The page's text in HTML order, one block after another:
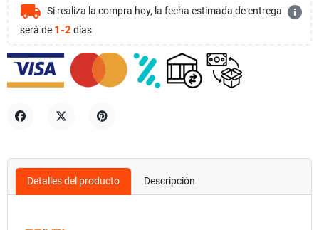
local_shipping Si realiza la compra hoy, la fecha estimada de entrega
será de 1-2 días
info
Detalles del producto Descripción